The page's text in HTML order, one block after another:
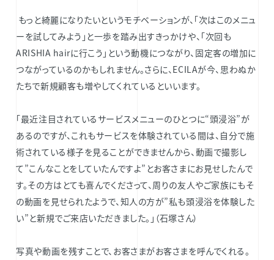
もっと綺麗になりたいというモチベーションが、「次はこのメニュ
ーを試してみよう」と一歩を踏み出すきっかけや、「次回も
ARISHIA hairに行こう」という動機につながり、固定客の増加に
つながっているのかもしれません。さらに、ECILAが今、思わぬか
たちで新規顧客も増やしてくれているといいます。
「最近注目されているサービスメニューのひとつに“頭浸浴”が
あるのですが、これもサービスを体験されている間は、自分で施
術されている様子を見ることができませんから、動画で撮影し
て”こんなことをしていたんですよ”とお客さまにお見せしたんで
す。その方はとても喜んでくださって、周りの友人やご家族にもそ
の動画を見せられたようで、知人の方が”私も頭浸浴を体験した
い”と新規でご来店いただきました。」（石塚さん）
写真や動画を残すことで、お客さまがお客さまを呼んでくれる。